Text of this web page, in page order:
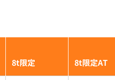
8t限定 8t限定AT